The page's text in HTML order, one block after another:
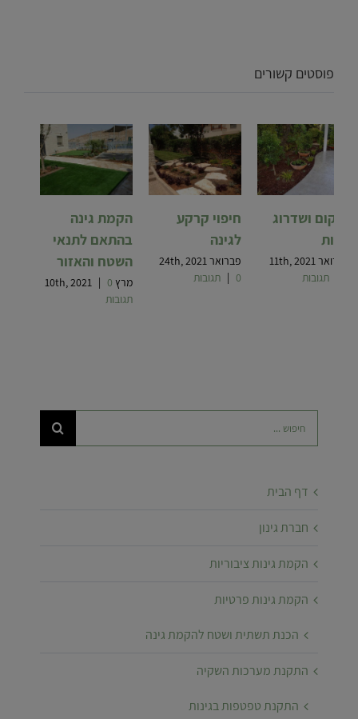
פוסטים קשורים
הקמת גינה
בהתאם לתנאי
השטח והאזור
מרץ 10th, 2021 | 0
תגובות
חיפוי קרקע
לגינה
פברואר 24th, 2021
| 0 תגובות
שיקום ושדרוג
גינות
פברואר 11th, 2021
דף הבית
חברת גינון
הקמת גינות ציבוריות
הקמת גינות פרטיות
הכנת תשתית ושטח להקמת גינה
התקנת מערכות השקיה
התקנת טפטפות בגינות